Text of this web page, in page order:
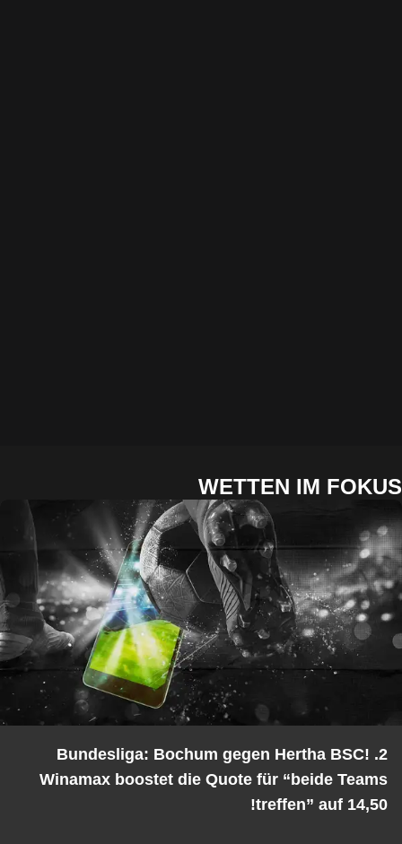
WETTEN IM FOKUS
2. Bundesliga: Bochum gegen Hertha BSC!
Winamax boostet die Quote für “beide Teams
treffen” auf 14,50!